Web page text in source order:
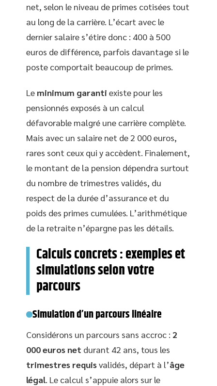
net, selon le niveau de primes cotisées tout
au long de la carrière. L’écart avec le
dernier salaire s’étire donc : 400 à 500
euros de différence, parfois davantage si le
poste comportait beaucoup de primes.
Le minimum garanti existe pour les
pensionnés exposés à un calcul
défavorable malgré une carrière complète.
Mais avec un salaire net de 2 000 euros,
rares sont ceux qui y accèdent. Finalement,
le montant de la pension dépendra surtout
du nombre de trimestres validés, du
respect de la durée d’assurance et du
poids des primes cumulées. L’arithmétique
de la retraite n’épargne pas les détails.
Calculs concrets : exemples et
simulations selon votre
parcours
Simulation d’un parcours linéaire
Considérons un parcours sans accroc : 2
000 euros net durant 42 ans, tous les
trimestres requisvalidés, départ à l’âge
légal. Le calcul s’appuie alors sur le